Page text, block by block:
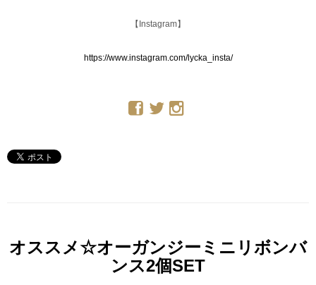
【Instagram】
https://www.instagram.com/lycka_insta/
オススメ☆オーガンジーミニリボンバ
ンス2個SET